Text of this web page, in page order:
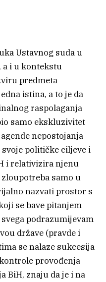
Ustavnog suda u
a i u kontekstu
predmeta
istina, a to je da
raspolaganja
samo ekskluzivitet
nepostojanja
političke ciljeve i
i relativizira njenu
samo u
nazvati prostor s
se bave pitanjem
podrazumijevam
države (pravde i
se nalaze sukcesija
provođenja
BiH, znaju da je i na